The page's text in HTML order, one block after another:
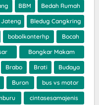
BBM Bedah Rumah
Bledug Cangkring
bobolkonterhp Bocah
Bongkar Makam
Brabo Brati Budaya
Buron bus vs motor
cintasesamajenis